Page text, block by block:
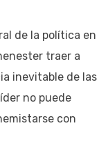
de la política en
traer a
inevitable de las
no puede
con